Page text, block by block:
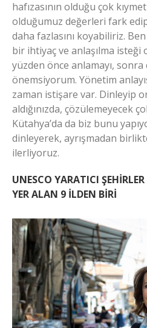
hafızasının olduğu çok
olduğumuz değerleri fark
daha fazlasını koyabiliriz.
bir ihtiyaç ve anlaşılma
yüzden önce anlamayı,
önemsiyorum. Yönetim
zaman istişare var. Dinleyip
aldığınızda, çözülemeyecek
Kütahya’da da biz bunu
dinleyerek, ayrışmadan
ilerliyoruz.
UNESCO YARATICI ŞEHİRLER
YER ALAN 9 İLDEN BİRİ